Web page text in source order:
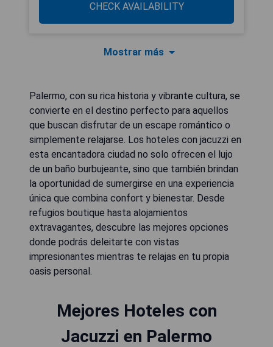
CHECK AVAILABILITY
Mostrar más
Palermo, con su rica historia y vibrante cultura, se
convierte en el destino perfecto para aquellos
que buscan disfrutar de un escape romántico o
simplemente relajarse. Los hoteles con jacuzzi en
esta encantadora ciudad no solo ofrecen el lujo
de un baño burbujeante, sino que también brindan
la oportunidad de sumergirse en una experiencia
única que combina confort y bienestar. Desde
refugios boutique hasta alojamientos
extravagantes, descubre las mejores opciones
donde podrás deleitarte con vistas
impresionantes mientras te relajas en tu propia
oasis personal.
Mejores Hoteles con
Jacuzzi en Palermo